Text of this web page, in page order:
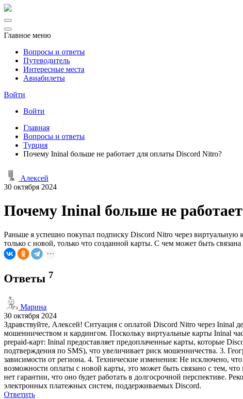
Главное меню
Вопросы и ответы
Путеводитель
Интересные места
Авиабилеты
Войти
Войти
Главная
Вопросы и ответы
Турция
Почему Ininal больше не работает для оплаты Discord Nitro?
Алексей
30 октября 2024
Почему Ininal больше не
Раньше я успешно покупал подписку Discord Nitro через виртуальную
только с новой, только что созданной карты. С чем может быть
Ответы 7
Марина
30 октября 2024
Здравствуйте, Алексей! Ситуация с оплатой Discord Nitro через Ininal
мошенничеством и кардингом. Поскольку виртуальные карты Ininal
prepaid-карт: Ininal предоставляет предоплаченные карты, которые
подтверждения по SMS), что увеличивает риск мошенничества. 3.
зависимости от региона. 4. Технические изменения: Не исключено,
возможности оплаты с новой карты, это может быть связано с тем,
нет гарантии, что оно будет работать в долгосрочной перспективе.
электронных платежных систем, поддерживаемых Discord.
Ответить